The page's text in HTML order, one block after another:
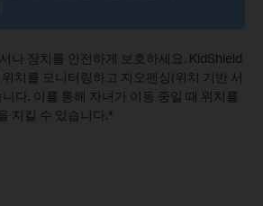
나 장치를 안전하게 보호하세요. KidShield
치를 모니터링하고 지오펜싱(위치 기반 서
다. 이를 통해 자녀가 이동 중일 때 위치를
지킬 수 있습니다.*